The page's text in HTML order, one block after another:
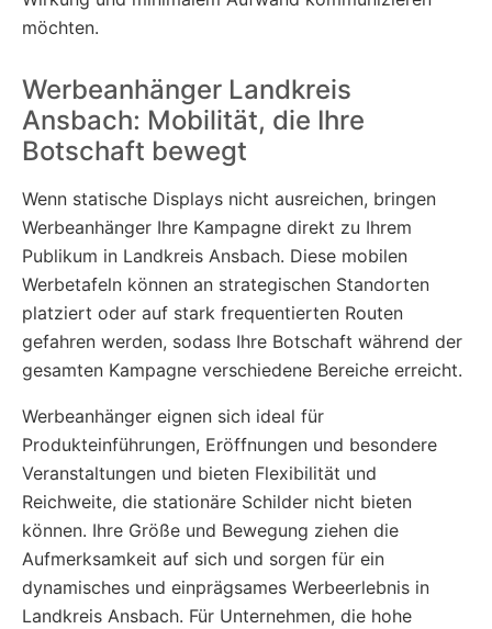
möchten.
Werbeanhänger Landkreis
Ansbach: Mobilität, die Ihre
Botschaft bewegt
Wenn statische Displays nicht ausreichen, bringen
Werbeanhänger Ihre Kampagne direkt zu Ihrem
Publikum in Landkreis Ansbach. Diese mobilen
Werbetafeln können an strategischen Standorten
platziert oder auf stark frequentierten Routen
gefahren werden, sodass Ihre Botschaft während der
gesamten Kampagne verschiedene Bereiche erreicht.
Werbeanhänger eignen sich ideal für
Produkteinführungen, Eröffnungen und besondere
Veranstaltungen und bieten Flexibilität und
Reichweite, die stationäre Schilder nicht bieten
können. Ihre Größe und Bewegung ziehen die
Aufmerksamkeit auf sich und sorgen für ein
dynamisches und einprägsames Werbeerlebnis in
Landkreis Ansbach. Für Unternehmen, die hohe